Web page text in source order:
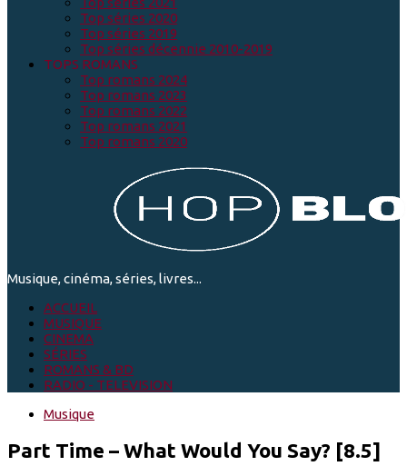
Top séries 2020
Top séries 2019
Top séries décennie 2010-2019
TOPS ROMANS
Top romans 2024
Top romans 2023
Top romans 2022
Top romans 2021
Top romans 2020
Musique, cinéma, séries, livres...
ACCUEIL
MUSIQUE
CINEMA
SÉRIES
ROMANS & BD
RADIO - TELEVISION
Musique
Part Time – What Would You Say? [8.5]